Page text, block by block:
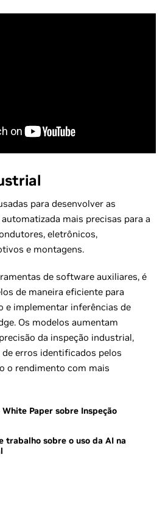
para desenvolver as
mais precisas para a
eletrônicos,
e montagens.
de software auxiliares, é
de maneira eficiente para
e implementar inferências de
Os modelos aumentam
da inspeção industrial,
erros identificados pelos
o rendimento com mais
White Paper sobre Inspeção
trabalho sobre o uso da AI na